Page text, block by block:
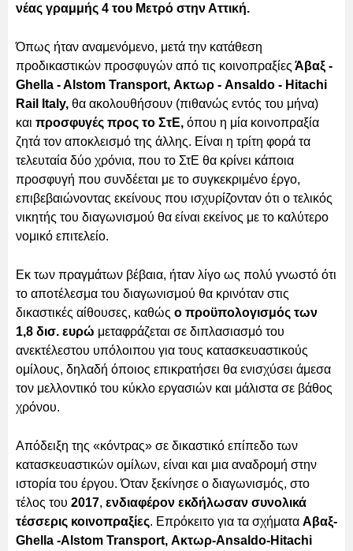
νέας γραμμής 4 του Μετρό στην Αττική.
Όπως ήταν αναμενόμενο, μετά την κατάθεση
προδικαστικών προσφυγών από τις κοινοπραξίες Άβαξ -
Ghella - Alstom Transport, Ακτωρ - Ansaldo - Hitachi
Rail Italy, θα ακολουθήσουν (πιθανώς εντός του μήνα)
και προσφυγές προς το ΣτΕ, όπου η μία κοινοπραξία
ζητά τον αποκλεισμό της άλλης. Είναι η τρίτη φορά τα
τελευταία δύο χρόνια, που το ΣτΕ θα κρίνει κάποια
προσφυγή που συνδέεται με το συγκεκριμένο έργο,
επιβεβαιώνοντας εκείνους που ισχυρίζονταν ότι ο τελικός
νικητής του διαγωνισμού θα είναι εκείνος με το καλύτερο
νομικό επιτελείο.
Εκ των πραγμάτων βέβαια, ήταν λίγο ως πολύ γνωστό ότι
το αποτέλεσμα του διαγωνισμού θα κρινόταν στις
δικαστικές αίθουσες, καθώς ο προϋπολογισμός των
1,8 δισ. ευρώ μεταφράζεται σε διπλασιασμό του
ανεκτέλεστου υπόλοιπου για τους κατασκευαστικούς
ομίλους, δηλαδή όποιος επικρατήσει θα ενισχύσει άμεσα
τον μελλοντικό του κύκλο εργασιών και μάλιστα σε βάθος
χρόνου.
Απόδειξη της «κόντρας» σε δικαστικό επίπεδο των
κατασκευαστικών ομίλων, είναι και μια αναδρομή στην
ιστορία του έργου. Όταν ξεκίνησε ο διαγωνισμός, στο
τέλος του 2017, ενδιαφέρον εκδήλωσαν συνολικά
τέσσερις κοινοπραξίες. Επρόκειτο για τα σχήματα Αβαξ-
Ghella -Alstom Transport, Ακτωρ-Ansaldo-Hitachi